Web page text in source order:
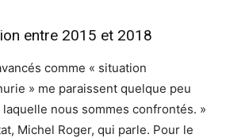
entre 2015 et 2018
comme « situation
» me paraissent quelque peu
nous sommes confrontés. »
Michel Roger, qui parle. Pour le